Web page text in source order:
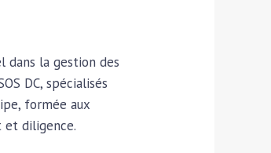
dans la gestion des
DC, spécialisés
formée aux
et diligence.